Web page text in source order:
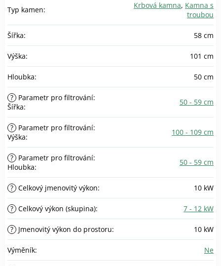
Typ kamen: Krbová kamna, Kamna s
troubou
Šířka: 58 cm
Výška: 101 cm
Hloubka: 50 cm
? Parametr pro filtrování:
Šířka:
50 - 59 cm
? Parametr pro filtrování:
Výška:
100 - 109 cm
? Parametr pro filtrování:
Hloubka:
50 - 59 cm
? Celkový jmenovitý výkon: 10 kW
? Celkový výkon (skupina): 7 - 12 kW
? Jmenovitý výkon do prostoru: 10 kW
Výměník: Ne